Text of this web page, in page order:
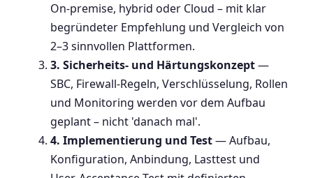
On-premise, hybrid oder Cloud – mit klar
begründeter Empfehlung und Vergleich von
2–3 sinnvollen Plattformen.
3. Sicherheits- und Härtungskonzept—
SBC, Firewall-Regeln, Verschlüsselung, Rollen
und Monitoring werden vor dem Aufbau
geplant – nicht 'danach mal'.
4. Implementierung und Test— Aufbau,
Konfiguration, Anbindung, Lasttest und